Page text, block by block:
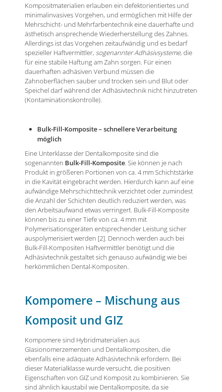
Kompositmaterialien erlauben ein defektorientiertes und
minimalinvasives Vorgehen, und ermöglichen mit Hilfe der
Mehrschicht- und Mehrfarbentechnik eine dauerhafte und
ästhetisch ansprechende Wiederherstellung des Zahnes.
Allerdings ist das Vorgehen zeitaufwändig und es bedarf
spezieller Haftvermittler, sogenannter Adhäsivsysteme, die
für eine stabile Haftung am Zahn sorgen. Für einen
dauerhaften adhäsiven Verbund müssen die
Zahnoberflächen sauber und trocken sein und Blut oder
Speichel darf während der Adhäsivtechnik nicht hinzutreten
(Kontaminationskontrolle).
Bulk-Fill-Komposite – schnellere Verarbeitung
möglich
Eine Unterklasse der Dentalkomposite sind die
sogenannten Bulk-Fill-Komposite. Sie können je nach
Produkt in größeren Portionen von ca. 4 mm Schichtstärke
in die Kavität eingebracht werden. Hierdurch kann auf eine
aufwändige Mehrschichttechnik verzichtet oder zumindest
die Anzahl der Schichten deutlich reduziert werden, was
den Arbeitsaufwand etwas verringert. Bulk-Fill-Komposite
können bis zu einer Tiefe von ca. 4 mm mit
Polymerisationsgeräten entsprechender Leistung sicher
auspolymerisiert werden [2]. Dennoch werden auch bei
Bulk-Fill-Kompositen Haftvermittler benötigt und die
Adhäsivtechnik gestaltet sich genauso aufwändig wie bei
herkömmlichen Dental-Kompositen.
Kompomere – Mischung aus
Komposit und GIZ
Kompomere sind Hybridmaterialien aus
Glasionomerzementen und Dentalkompositen, die
ebenfalls eine adäquate Adhäsivtechnik erfordern. Bei
dieser Materialklasse wurde versucht, die positiven
Eigenschaften von GIZ und Komposit zu kombinieren. Sie
sind ähnlich kaustabil wie Dentalkomposite, da sie